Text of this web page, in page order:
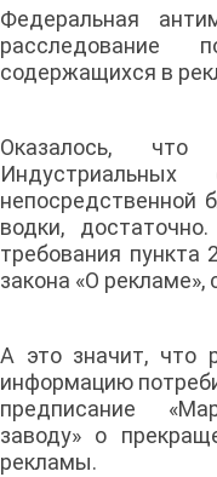
Федеральная
расследование
содержащихся в
Оказалось, что
непосредственной
водки,
требования пункта
закона «О
А это значит, что
информацию
предписание
заводу» о
рекламы.